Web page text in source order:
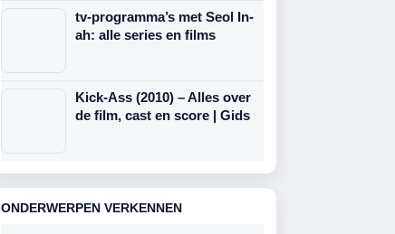
tv-programma’s met Seol In-
ah: alle series en films
Kick-Ass (2010) – Alles over
de film, cast en score | Gids
ONDERWERPEN VERKENNEN